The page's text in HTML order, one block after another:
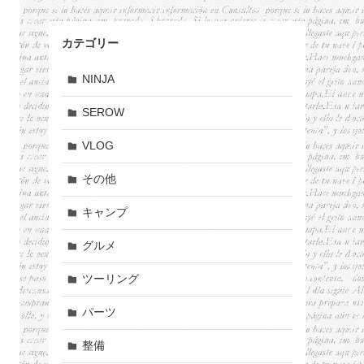
カテゴリー
NINJA
SEROW
VLOG
その他
キャンプ
グルメ
ツーリング
パーツ
整備